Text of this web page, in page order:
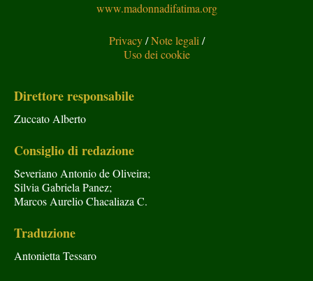
www.madonnadifatima.org
Privacy/Note legali/
Uso dei cookie
Direttore responsabile
Zuccato Alberto
Consiglio di redazione
Severiano Antonio de Oliveira;
Silvia Gabriela Panez;
Marcos Aurelio Chacaliaza C.
Traduzione
Antonietta Tessaro